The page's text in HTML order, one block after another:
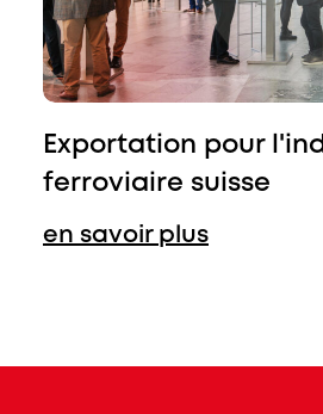
Exportation pour
ferroviaire suisse
en savoir plus